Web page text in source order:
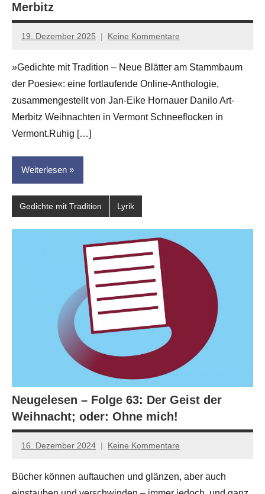
Merbitz
19. Dezember 2025
Jan-
Hornauer
für
dasgedichtblog
Keine Kommentare
»Gedichte mit Tradition – Neue Blätter am Stammbaum
der Poesie«: eine fortlaufende Online-Anthologie,
zusammengestellt von Jan-Eike Hornauer Danilo Art-
Merbitz Weihnachten in Vermont Schneeflocken in
Vermont.Ruhig […]
Weiterlesen
Gedichte mit Tradition Lyrik
Neugelesen – Folge 63: Der Geist der
Weihnacht; oder: Ohne mich!
16. Dezember 2024
Anton
Leitner
Keine Kommentare
Bücher können auftauchen und glänzen, aber auch